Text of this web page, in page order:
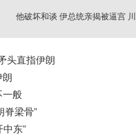
他破坏和谈 伊总统亲揭被逼宫 川
头直指伊朗
朗
一般
脊梁骨”
中东”